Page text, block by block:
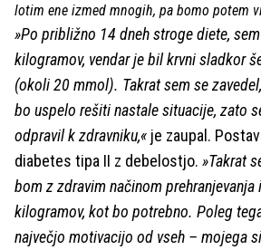
lotim ene izmed mnogih, pa bomo potem
»Po približno 14 dneh stroge diete,
kilogramov, vendar je bil krvni sladkor
(okoli 20 mmol). Takrat sem se
bo uspelo rešiti nastale situacije, zato
odpravil k zdravniku,« je zaupal.
diabetes tipa II z debelostjo. »Takrat
bom z zdravim načinom
kilogramov, kot bo potrebno. Poleg
največjo motivacijo od vseh – mojega